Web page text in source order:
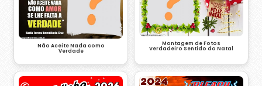
Não Aceite Nada como
Verdade
Montagem de Fotos
Verdadeiro Sentido do Natal